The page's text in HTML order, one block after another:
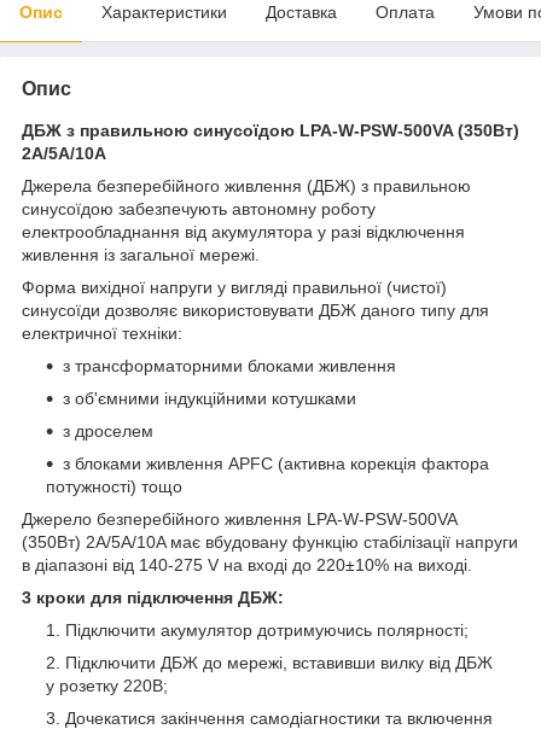
Опис Характеристики Доставка Оплата Умови
Опис
ДБЖ з правильною синусоїдою LPA-W-PSW-500VA (350Вт)
2A/5A/10A
Джерела безперебійного живлення (ДБЖ) з правильною
синусоїдою забезпечують автономну роботу
електрообладнання від акумулятора у разі відключення
живлення із загальної мережі.
Форма вихідної напруги у вигляді правильної (чистої)
синусоїди дозволяє використовувати ДБЖ даного типу для
електричної техніки:
з трансформаторними блоками живлення
з об'ємними індукційними котушками
з дроселем
з блоками живлення APFC (активна корекція фактора
потужності) тощо
Джерело безперебійного живлення LPA-W-PSW-500VA
(350Вт) 2A/5A/10A має вбудовану функцію стабілізації напруги
в діапазоні від 140-275 V на вході до 220±10% на виході.
3 кроки для підключення ДБЖ:
Підключити акумулятор дотримуючись полярності;
Підключити ДБЖ до мережі, вставивши вилку від ДБЖ
у розетку 220В;
Дочекатися закінчення самодіагностики та включення